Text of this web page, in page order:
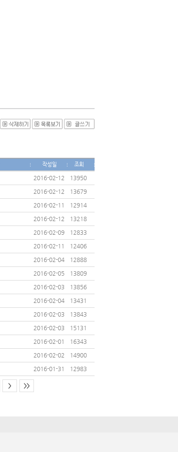
작성일 조회
2016-02-12
13950
2016-02-12
13679
2016-02-11
12914
2016-02-12
13218
2016-02-09
12833
2016-02-11
12406
2016-02-04
12888
2016-02-05
13809
2016-02-03
13856
2016-02-04
13431
2016-02-03
13843
2016-02-03
15131
2016-02-01
16343
2016-02-02
14900
2016-01-31 12983
> >>